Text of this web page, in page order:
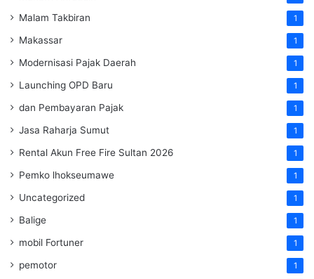
Malam Takbiran 1
Makassar 1
Modernisasi Pajak Daerah 1
Launching OPD Baru 1
dan Pembayaran Pajak 1
Jasa Raharja Sumut 1
Rental Akun Free Fire Sultan 2026 1
Pemko lhokseumawe 1
Uncategorized 1
Balige 1
mobil Fortuner 1
pemotor 1